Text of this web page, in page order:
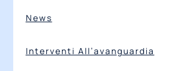
News
Interventi All’avanguardia